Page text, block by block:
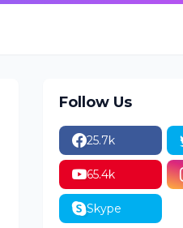
Follow Us
25.7k
65.4k
Skype